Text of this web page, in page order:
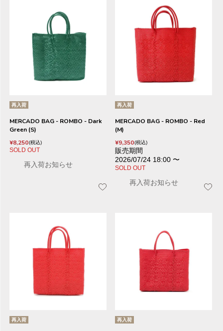
再入荷
MERCADO BAG - ROMBO - Dark
Green (S)
¥8,250 税込
SOLD OUT
再入荷お知らせ
再入荷
MERCADO BAG - ROMBO - Red
(M)
¥9,350 税込
販売期間
2026/07/24 18:00 〜
SOLD OUT
再入荷お知らせ
再入荷 再入荷